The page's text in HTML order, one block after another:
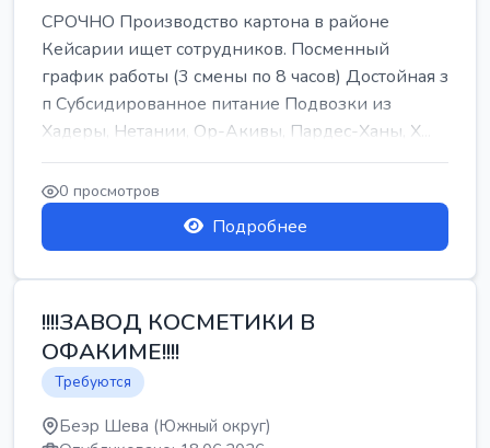
СРОЧНО Производство картона в районе
Кейсарии ищет сотрудников. Посменный
график работы (3 смены по 8 часов) Достойная з
п Субсидированное питание Подвозки из
Хадеры, Нетании, Ор-Акивы, Пардес-Ханы, Х...
0 просмотров
Подробнее
!!!!ЗАВОД КОСМЕТИКИ В
ОФАКИМЕ!!!!
Требуются
Беэр Шева (Южный округ)